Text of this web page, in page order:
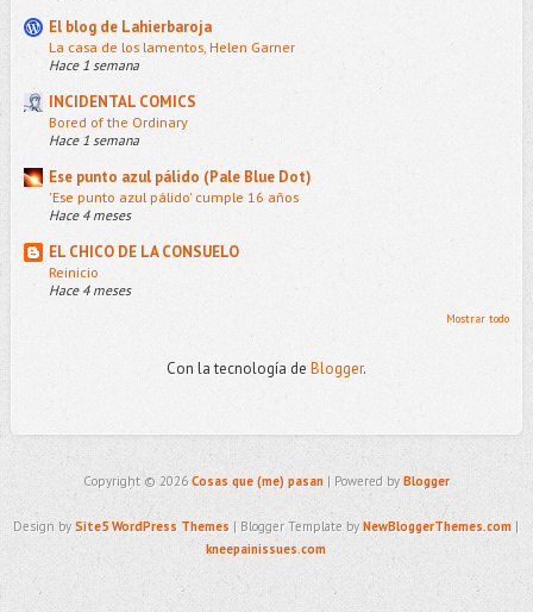
El blog de Lahierbaroja
La casa de los lamentos, Helen Garner
Hace 1 semana
INCIDENTAL COMICS
Bored of the Ordinary
Hace 1 semana
Ese punto azul pálido (Pale Blue Dot)
'Ese punto azul pálido' cumple 16 años
Hace 4 meses
EL CHICO DE LA CONSUELO
Reinicio
Hace 4 meses
Mostrar todo
Con la tecnología de Blogger.
Copyright © 2026 Cosas que (me) pasan| Powered byBlogger
Design bySite5 WordPress Themes | Blogger Template byNewBloggerThemes.com |
kneepainissues.com